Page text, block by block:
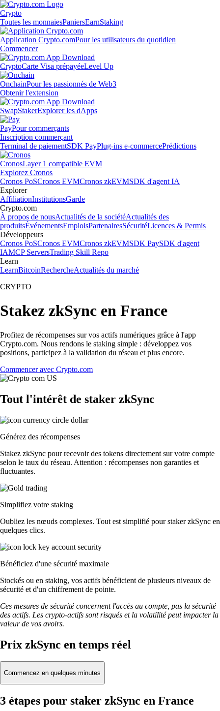
Crypto
Toutes les monnaiesPaniersEarnStaking
Application Crypto.comPour les utilisateurs du quotidien
Commencer
CryptoCarte Visa prépayéeLevel Up
OnchainPour les passionnés de Web3
Obtenir l'extension
SwapStakerExplorer les dApps
PayPour commerçants
Inscription commerçant
Terminal de paiementSDK PayPlug-ins e-commercePrédictions
CronosLayer 1 compatible EVM
Explorez Cronos
Cronos PoSCronos EVMCronos zkEVMSDK d'agent IA
Explorer
AffiliationInstitutionsGarde
Crypto.com
À propos de nousActualités de la sociétéActualités des
produitsÉvénementsEmploisPartenairesSécuritéLicences & Permis
Développeurs
Cronos PoSCronos EVMCronos zkEVMSDK PaySDK d'agent
IAMCP ServersTrading Skill Repo
Learn
LearnBitcoinRechercheActualités du marché
CRYPTO
Stakez zkSync en France
Profitez de récompenses sur vos actifs numériques grâce à l'app
Crypto.com. Nous rendons le staking simple : développez vos
positions, participez à la validation du réseau et plus encore.
Commencer avec Crypto.com
Tout l'intérêt de staker zkSync
Générez des récompenses
Stakez zkSync pour recevoir des tokens directement sur votre compte
selon le taux du réseau. Attention : récompenses non garanties et
fluctuantes.
Simplifiez votre staking
Oubliez les nœuds complexes. Tout est simplifié pour staker zkSync en
quelques clics.
Bénéficiez d'une sécurité maximale
Stockés ou en staking, vos actifs bénéficient de plusieurs niveaux de
sécurité et d'un chiffrement de pointe.
Ces mesures de sécurité concernent l'accès au compte, pas la sécurité
des actifs. Les crypto-actifs sont risqués et la volatilité peut impacter la
valeur de vos avoirs.
Prix zkSync en temps réel
Commencez en quelques minutes
3 étapes pour staker zkSync en France